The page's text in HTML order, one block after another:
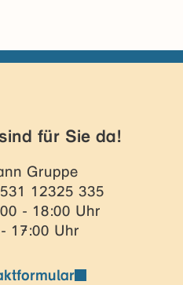
für Sie da!
Gruppe
12325 335
- 18:00 Uhr
17:00 Uhr